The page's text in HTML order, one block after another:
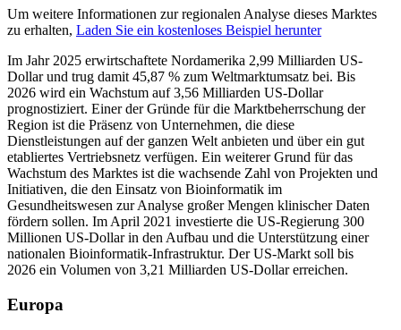
Um weitere Informationen zur regionalen Analyse dieses Marktes
zu erhalten, Laden Sie ein kostenloses Beispiel herunter
Im Jahr 2025 erwirtschaftete Nordamerika 2,99 Milliarden US-
Dollar und trug damit 45,87 % zum Weltmarktumsatz bei. Bis
2026 wird ein Wachstum auf 3,56 Milliarden US-Dollar
prognostiziert. Einer der Gründe für die Marktbeherrschung der
Region ist die Präsenz von Unternehmen, die diese
Dienstleistungen auf der ganzen Welt anbieten und über ein gut
etabliertes Vertriebsnetz verfügen. Ein weiterer Grund für das
Wachstum des Marktes ist die wachsende Zahl von Projekten und
Initiativen, die den Einsatz von Bioinformatik im
Gesundheitswesen zur Analyse großer Mengen klinischer Daten
fördern sollen. Im April 2021 investierte die US-Regierung 300
Millionen US-Dollar in den Aufbau und die Unterstützung einer
nationalen Bioinformatik-Infrastruktur. Der US-Markt soll bis
2026 ein Volumen von 3,21 Milliarden US-Dollar erreichen.
Europa